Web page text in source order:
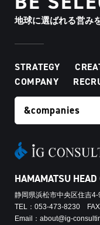
地球に選ばれる営み
STRATEGY
COMPANY
&companies
HAMAMATSU HEAD
静岡県浜松市中央区住吉4-
TEL：053-473-8230
Email：about@ig-